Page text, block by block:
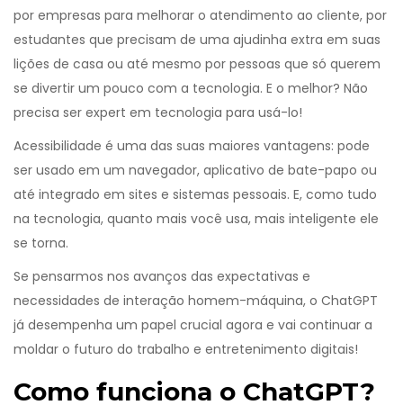
por empresas para melhorar o atendimento ao cliente, por
estudantes que precisam de uma ajudinha extra em suas
lições de casa ou até mesmo por pessoas que só querem
se divertir um pouco com a tecnologia. E o melhor? Não
precisa ser expert em tecnologia para usá-lo!
Acessibilidade é uma das suas maiores vantagens: pode
ser usado em um navegador, aplicativo de bate-papo ou
até integrado em sites e sistemas pessoais. E, como tudo
na tecnologia, quanto mais você usa, mais inteligente ele
se torna.
Se pensarmos nos avanços das expectativas e
necessidades de interação homem-máquina, o ChatGPT
já desempenha um papel crucial agora e vai continuar a
moldar o futuro do trabalho e entretenimento digitais!
Como funciona o ChatGPT?